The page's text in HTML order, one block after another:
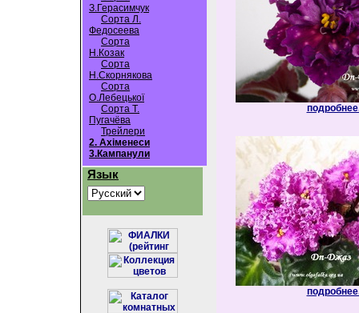
З.Герасимчук
Сорта Л.
Федосеева
Сорта
Н.Козак
Сорта
Н.Скорнякова
Сорта
О.Лебецької
Сорта Т.
Пугачёва
Трейлери
2. Ахіменеси
3.Кампанули
Язык